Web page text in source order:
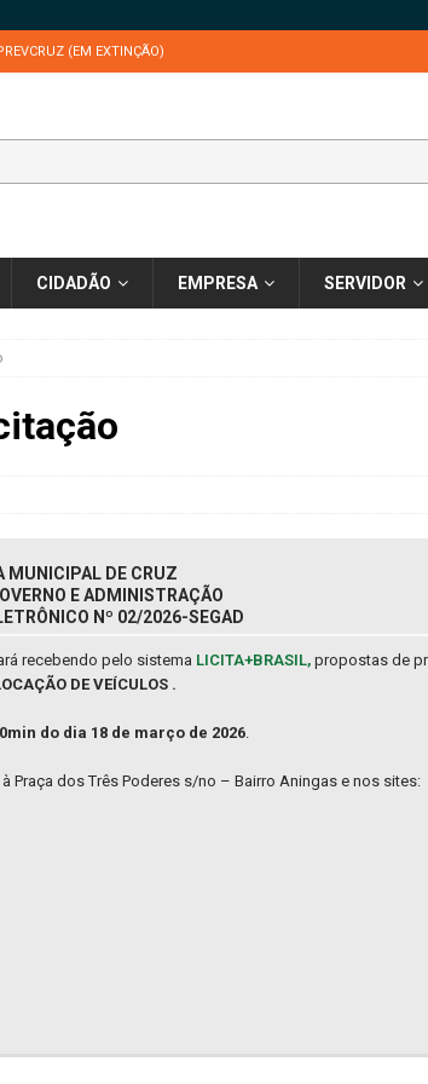
(EM EXTINÇÃO)
CIDADÃO EMPRESA SERVIDOR
MUNICIPAL DE CRUZ
E ADMINISTRAÇÃO
Nº 02/2026-SEGAD
recebendo pelo sistema LICITA+BRASIL, propostas de
DE VEÍCULOS .
do dia 18 de março de 2026.
Praça dos Três Poderes s/no – Bairro Aningas e nos sites: